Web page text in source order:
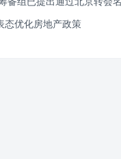
态优化房地产政策